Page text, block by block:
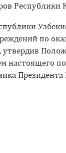
Республики
по
настоящего
И.